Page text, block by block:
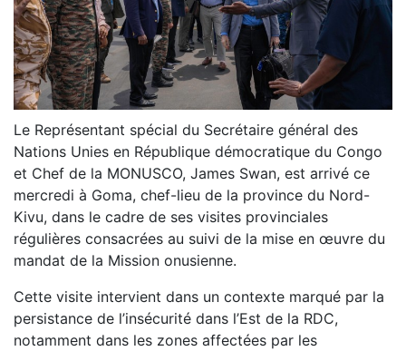
Le Représentant spécial du Secrétaire général des
Nations Unies en République démocratique du Congo
et Chef de la MONUSCO, James Swan, est arrivé ce
mercredi à Goma, chef-lieu de la province du Nord-
Kivu, dans le cadre de ses visites provinciales
régulières consacrées au suivi de la mise en œuvre du
mandat de la Mission onusienne.
Cette visite intervient dans un contexte marqué par la
persistance de l’insécurité dans l’Est de la RDC,
notamment dans les zones affectées par les